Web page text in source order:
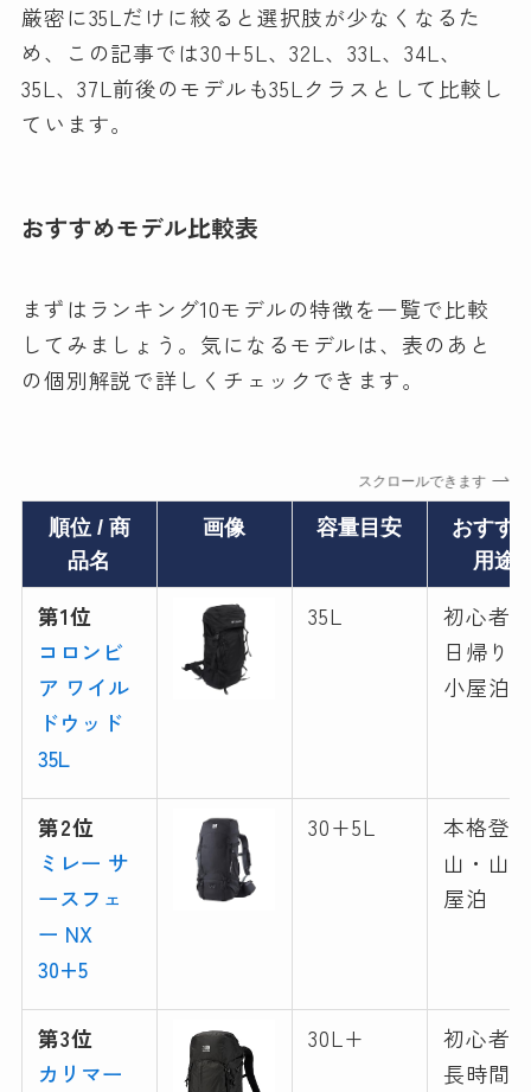
厳密に35Lだけに絞ると選択肢が少なくなるた
め、この記事では30+5L、32L、33L、34L、
35L、37L前後のモデルも35Lクラスとして比較し
ています。
おすすめモデル比較表
まずはランキング10モデルの特徴を一覧で比較
してみましょう。気になるモデルは、表のあと
の個別解説で詳しくチェックできます。
スクロールできます
順位 / 商
品名
画像 容量目安
おすす
用途
第1位
コロンビ
ア ワイル
ドウッド
35L
35L
初心者
日帰り
小屋泊
第2位
ミレー サ
ースフェ
ー NX
30+5
30+5L
本格登
山・山
屋泊
第3位
カリマー
30L+
初心者
長時間